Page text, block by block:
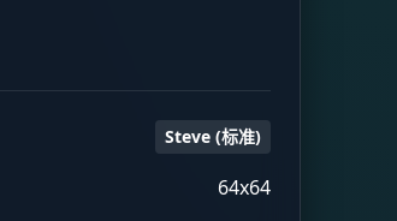
Steve (标准)
64x64